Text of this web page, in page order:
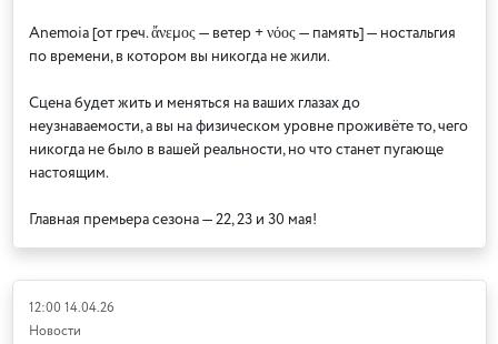
Anemoia [от греч. ἄνεμος — ветер + νόος — память] — ностальгия
по времени, в котором вы никогда не жили.
Сцена будет жить и меняться на ваших глазах до
неузнаваемости, а вы на физическом уровне проживёте то, чего
никогда не было в вашей реальности, но что станет пугающе
настоящим.
Главная премьера сезона — 22, 23 и 30 мая!
12:00 14.04.26
Новости